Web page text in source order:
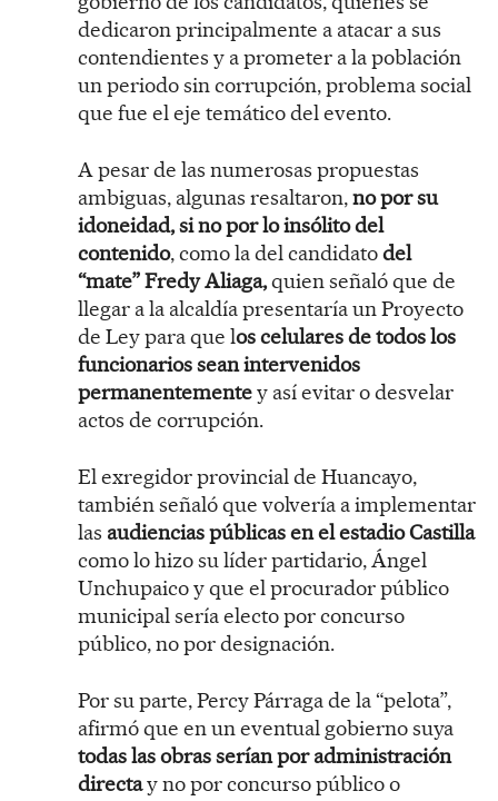
dedicaron principalmente a atacar a sus
contendientes y a prometer a la población
un periodo sin corrupción, problema social
que fue el eje temático del evento.
A pesar de las numerosas propuestas
ambiguas, algunas resaltaron,no por su
idoneidad, si no por lo insólito del
contenido, como la del candidatodel
“mate” Fredy Aliaga,quien señaló que de
llegar a la alcaldía presentaría un Proyecto
de Ley para que los celulares de todos los
funcionarios sean intervenidos
permanentementey así evitar o desvelar
actos de corrupción.
El exregidor provincial de Huancayo,
también señaló que volvería a implementar
las audiencias públicas en el estadio Castilla
como lo hizo su líder partidario, Ángel
Unchupaico y que el procurador público
municipal sería electo por concurso
público, no por designación.
Por su parte, Percy Párraga de la “pelota”,
afirmó que en un eventual gobierno suya
todas las obras serían por administración
directay no por concurso público o